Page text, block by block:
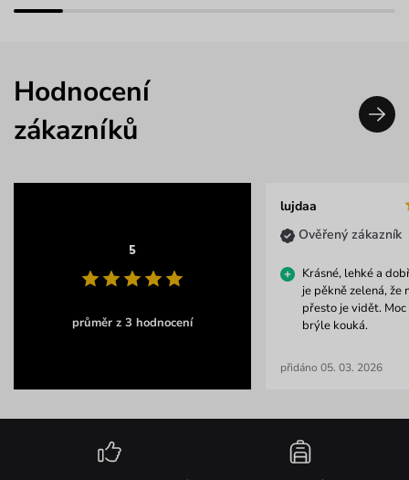
Hodnocení
zákazníků
5
průměr z 3 hodnocení
lujdaa
Ověřený zákazník
Krásné, lehké a
je pěkně zelená, že
přesto je vidět.
brýle kouká.
přidáno 05. 03. 2026